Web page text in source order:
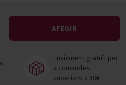
AFEGIR
Enviament gratuït per
a comandes
superiors a 80€